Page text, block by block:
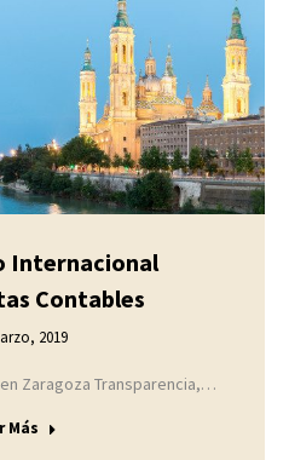
Internacional
Contables
2019
Zaragoza Transparencia,…
Más